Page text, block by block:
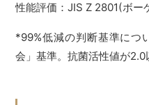
性能評価：JIS Z 2801(ボー
*99%低減の判断基準につ
会」基準。抗菌活性値が2.0